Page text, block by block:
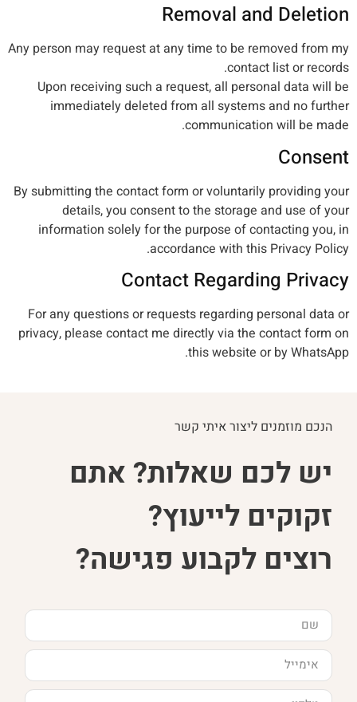
Removal and Deletion
Any person may request at any time to be removed from my
contact list or records.
Upon receiving such a request, all personal data will be
immediately deleted from all systems and no further
communication will be made.
Consent
By submitting the contact form or voluntarily providing your
details, you consent to the storage and use of your
information solely for the purpose of contacting you, in
accordance with this Privacy Policy.
Contact Regarding Privacy
For any questions or requests regarding personal data or
privacy, please contact me directly via the contact form on
this website or by WhatsApp.
הנכם מוזמנים ליצור איתי קשר
יש לכם שאלות? אתם
זקוקים לייעוץ?
רוצים לקבוע פגישה?